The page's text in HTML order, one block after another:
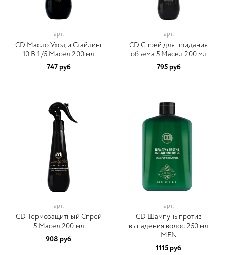
арт.
CD Масло Уход и Стайлинг
10 В 1 /5 Масел 200 мл
747 руб
арт.
CD Спрей для придания
объема 5 Масел 200 мл
795 руб
арт.
CD Термозащитный Спрей
5 Масел 200 мл
908 руб
арт.
CD Шампунь против
выпадения волос 250 мл
MEN
1115 руб